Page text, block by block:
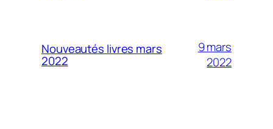
Nouveautés livres mars
2022
9 mars
2022